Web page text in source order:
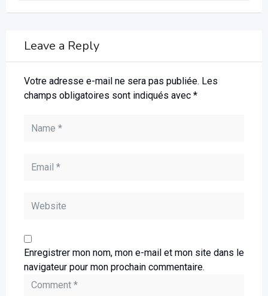
Leave a Reply
Votre adresse e-mail ne sera pas publiée. Les
champs obligatoires sont indiqués avec *
Enregistrer mon nom, mon e-mail et mon site dans le
navigateur pour mon prochain commentaire.